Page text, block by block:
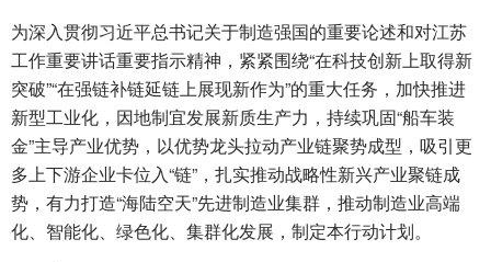
为深入贯彻习近平总书记关于制造强国的重要论述和对江苏
工作重要讲话重要指示精神，紧紧围绕“在科技创新上取得新
突破”“在强链补链延链上展现新作为”的重大任务，加快推进
新型工业化，因地制宜发展新质生产力，持续巩固“船车装
金”主导产业优势，以优势龙头拉动产业链聚势成型，吸引更
多上下游企业卡位入“链”，扎实推动战略性新兴产业聚链成
势，有力打造“海陆空天”先进制造业集群，推动制造业高端
化、智能化、绿色化、集群化发展，制定本行动计划。